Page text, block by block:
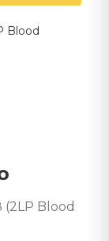
Blood
(2LP Blood